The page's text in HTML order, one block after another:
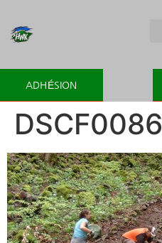
ADHÉSION
DSCF0086